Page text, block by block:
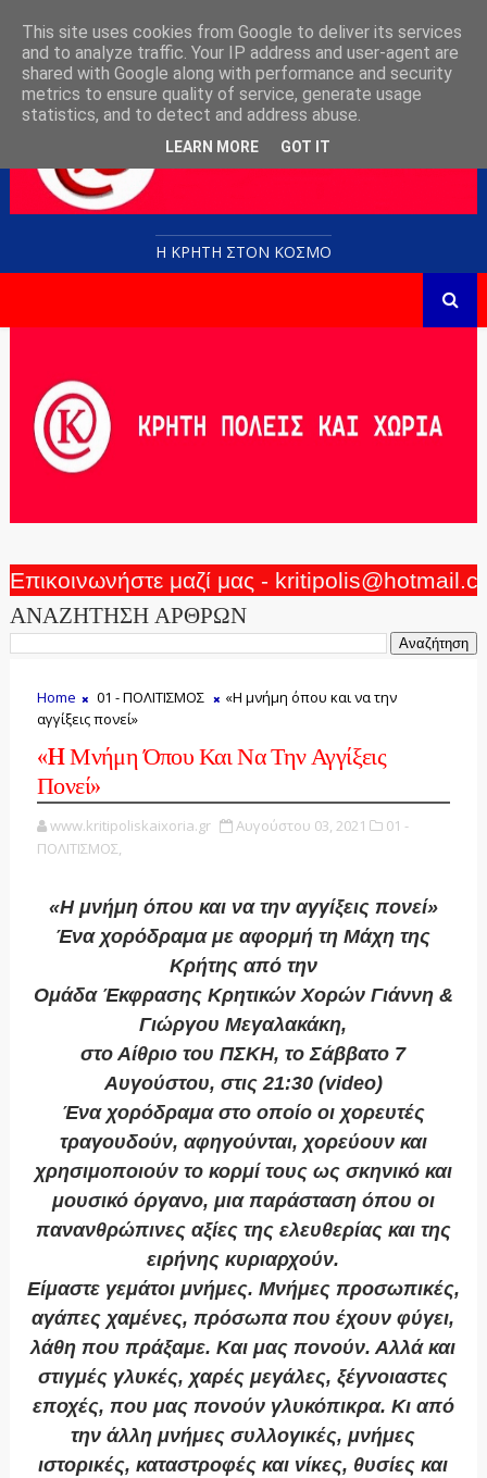
Η ΚΡΗΤΗ ΣΤΟN KOΣΜΟ
Επικοινωνήστε μαζί μας -
ΑΝΑΖΗΤΗΣΗ ΑΡΘΡΩΝ
Home 01 - ΠΟΛΙΤΙΣΜΟΣ
«H μνήμη όπου και να την
αγγίξεις πονεί»
«H Μνήμη Όπου Και Να Την Αγγίξεις
Πονεί»
www.kritipoliskaixoria.gr Αυγούστου 03, 2021
01 -
ΠΟΛΙΤΙΣΜΟΣ,
«H μνήμη όπου και να την αγγίξεις πονεί»
Ένα χορόδραμα με αφορμή τη Μάχη της
Κρήτης από την
Ομάδα Έκφρασης Κρητικών Χορών Γιάννη &
Γιώργου Μεγαλακάκη,
στο Αίθριο του ΠΣΚΗ, το Σάββατο 7
Αυγούστου, στις 21:30 (video)
Ένα χορόδραμα στο οποίο οι χορευτές
τραγουδούν, αφηγούνται, χορεύουν και
χρησιμοποιούν το κορμί τους ως σκηνικό και
μουσικό όργανο, μια παράσταση όπου οι
πανανθρώπινες αξίες της ελευθερίας και της
ειρήνης κυριαρχούν.
Είμαστε γεμάτοι μνήμες. Μνήμες προσωπικές,
αγάπες χαμένες, πρόσωπα που έχουν φύγει,
λάθη που πράξαμε. Και μας πονούν. Αλλά και
στιγμές γλυκές, χαρές μεγάλες, ξέγνοιαστες
εποχές, που μας πονούν γλυκόπικρα. Κι από
την άλλη μνήμες συλλογικές, μνήμες
ιστορικές, καταστροφές και νίκες, θυσίες και
This site uses cookies from Google to deliver its services
and to analyze traffic. Your IP address and user-agent are
shared with Google along with performance and security
metrics to ensure quality of service, generate usage
statistics, and to detect and address abuse.
LEARN MORE GOT IT